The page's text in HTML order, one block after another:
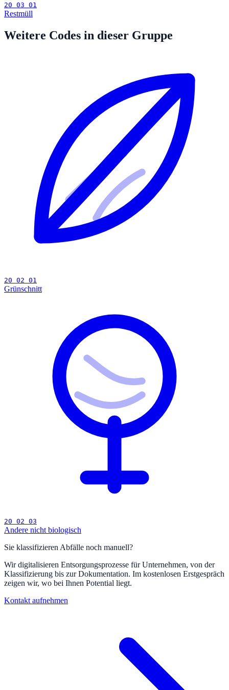
20 03 01
Restmüll
Weitere Codes in dieser Gruppe
20 02 01
Grünschnitt
20 02 03
Andere nicht biologisch
Sie klassifizieren Abfälle noch manuell?
Wir digitalisieren Entsorgungsprozesse für Unternehmen, von der
Klassifizierung bis zur Dokumentation. Im kostenlosen Erstgespräch
zeigen wir, wo bei Ihnen Potential liegt.
Kontakt aufnehmen